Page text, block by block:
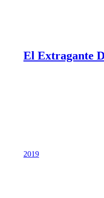
El Extragante
2019